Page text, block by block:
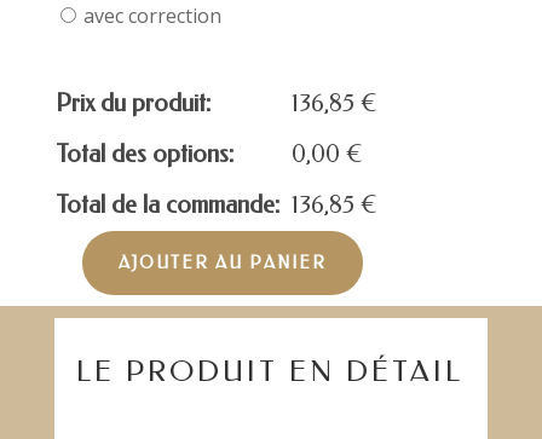
avec correction
Prix du produit: 136,85 €
Total des options:
0,00 €
Total de la commande: 136,85 €
quantité
de
CARRERA282
AJOUTER AU PANIER
LE PRODUIT EN DÉTAIL